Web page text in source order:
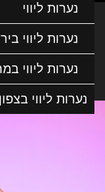
נערות ליווי
נערות ליווי
נערות ליווי
נערות ליווי בצפון